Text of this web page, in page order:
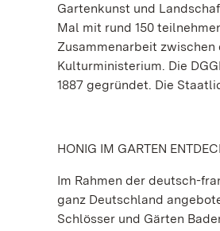
Gartenkunst und
Mal mit rund 150
Zusammenarbeit
Kulturministerium. Die
1887 gegründet. Die
HONIG IM GARTEN
Im Rahmen der deutsch-
ganz Deutschland
Schlösser und Gärten